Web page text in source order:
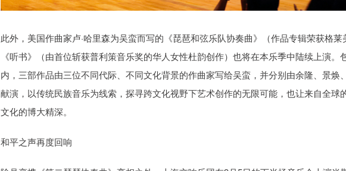
此外，美国作曲家卢·哈里森为吴蛮而写的《琵琶和弦乐队协奏曲》（作品专辑荣获格
《听书》（由首位斩获普利策音乐奖的华人女性杜韵创作）也将在本乐季中陆续上演。
内，三部作品由三位不同代际、不同文化背景的作曲家写给吴蛮，并分别由余隆、景焕
献演，以传统民族音乐为线索，探寻跨文化视野下艺术创作的无限可能，也让来自全球
文化的博大精深。
和平之声再度回响